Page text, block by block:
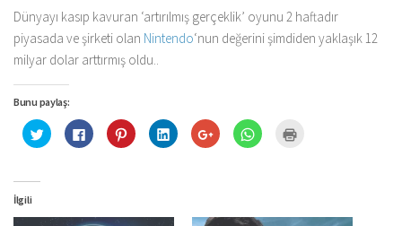
Dünyayı kasıp kavuran ‘artırılmış gerçeklik’ oyunu 2 haftadır
piyasada ve şirketi olan Nintendo‘nun değerini şimdiden yaklaşık 12
milyar dolar arttırmış oldu..
Bunu paylaş:
Twitter
üzerinde
paylaşmak
Facebook'ta
paylaşmak
Pinterest'te
paylaşmak
Linkedln
üzerinden
paylaşmak
Google+
üzerinde
paylaşmak
WhatsApp'ta
paylaşmak
İlgili